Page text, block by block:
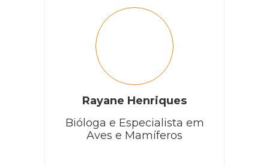
Rayane Henriques
Bióloga e Especialista em
Aves e Mamíferos